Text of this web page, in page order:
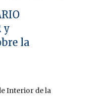
y
la
Interior de la